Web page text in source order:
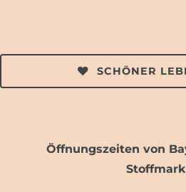
SCHÖNER
Öffnungszeiten von